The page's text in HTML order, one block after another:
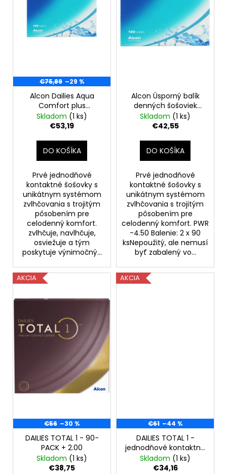
o
v
t
o
€75,89 –29 %
Alcon Dailies Aqua
Comfort plus
jednodňové kontaktné
šošovky, 2 x 90 ks -3,25
Skladom (1 ks)
€53,19
DO KOŠÍKA
Prvé jednodňové
kontaktné šošovky s
unikátnym systémom
zvlhčovania s trojitým
pôsobením pre
celodenný komfort.
zvlhčuje, navlhčuje,
osviežuje a tým
poskytuje výnimočný...
Alcon Úsporný balík
denných šošoviek
Dailies, 2 x 90 ks -4.50
Skladom (1 ks)
€42,55
DO KOŠÍKA
Prvé jednodňové
kontaktné šošovky s
unikátnym systémom
zvlhčovania s trojitým
pôsobením pre
celodenný komfort. PWR
-4.50 Balenie: 2 x 90
ksNepoužitý, ale nemusí
byť zabalený vo...
AKCIA
€56 –30 %
DAILIES TOTAL 1 - 90-
PACK + 2.00
Skladom (1 ks)
€38,75
AKCIA
€61 –44 %
DAILIES TOTAL 1 -
jednodňové kontaktné
šošovky 90ks +1.00
Skladom (1 ks)
€34,16
SÉBIUM
H2O
MICELÁRNA
VODA
PRE
ZMIEŠANÚ/MASTNÚ
PLEŤ
500
ML
€5,90
Pôvodne: